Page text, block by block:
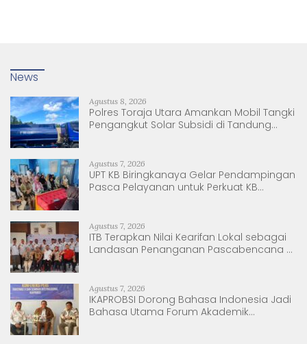
News
Agustus 8, 2026
Polres Toraja Utara Amankan Mobil Tangki
Pengangkut Solar Subsidi di Tandung
Agustus 7, 2026
UPT KB Biringkanaya Gelar Pendampingan
Pasca Pelayanan untuk Perkuat KB
Agustus 7, 2026
ITB Terapkan Nilai Kearifan Lokal sebagai
Landasan Penanganan Pascabencana di
Agustus 7, 2026
IKAPROBSI Dorong Bahasa Indonesia Jadi
Bahasa Utama Forum Akademik